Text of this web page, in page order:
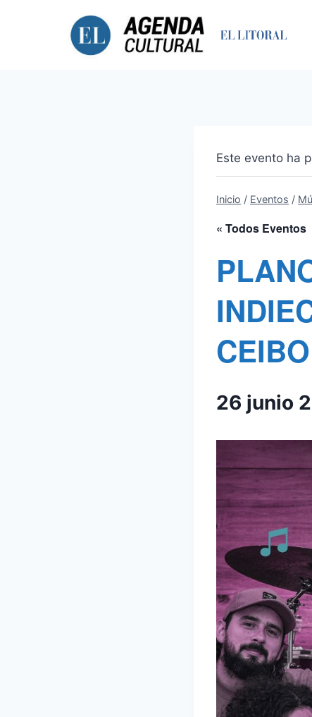
Este evento ha
Inicio / Eventos /
« Todos Eventos
CEIBO
26 junio